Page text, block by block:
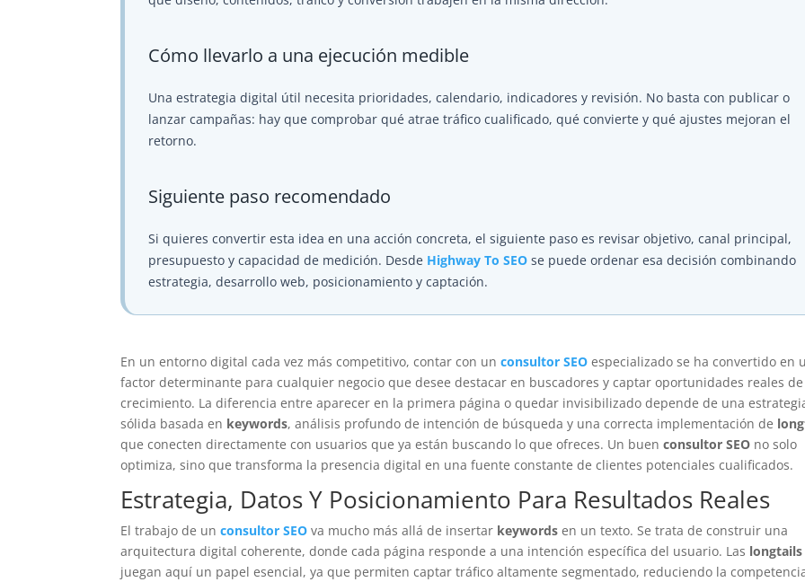
Cómo llevarlo a una ejecución medible
Una estrategia digital útil necesita prioridades, calendario, indicadores y revisión. No basta con publicar o
lanzar campañas: hay que comprobar qué atrae tráfico cualificado, qué convierte y qué ajustes mejoran el
retorno.
Siguiente paso recomendado
Si quieres convertir esta idea en una acción concreta, el siguiente paso es revisar objetivo, canal principal,
presupuesto y capacidad de medición. Desde Highway To SEO se puede ordenar esa decisión combinando
estrategia, desarrollo web, posicionamiento y captación.
En un entorno digital cada vez más competitivo, contar con unconsultor SEO especializado se ha convertido en
factor determinante para cualquier negocio que desee destacar en buscadores y captar oportunidades reales de
crecimiento. La diferencia entre aparecer en la primera página o quedar invisibilizado depende de una
sólida basada en keywords, análisis profundo de intención de búsqueda y una correcta implementación de
que conecten directamente con usuarios que ya están buscando lo que ofreces. Un buenconsultor SEO no solo
optimiza, sino que transforma la presencia digital en una fuente constante de clientes potenciales cualificados.
Estrategia, Datos Y Posicionamiento Para Resultados Reales
El trabajo de unconsultor SEO va mucho más allá de insertar keywords en un texto. Se trata de construir una
arquitectura digital coherente, donde cada página responde a una intención específica del usuario. Las longtails
juegan aquí un papel esencial, ya que permiten captar tráfico altamente segmentado, reduciendo la